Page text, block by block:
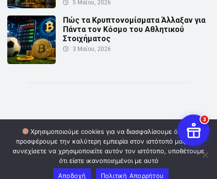
3
5 Μαΐου, 2026
Πώς τα Κρυπτονομίσματα Άλλαξαν για
Πάντα τον Κόσμο του Αθλητικού
Στοιχήματος
3 Μαΐου, 2026
© Copyright 2026 | Powered byDigital Οwners| Επικοινωνία:
info@cryptoinformer.gr
Πολιτική Απορρήτου Όροι και Προϋποθέσεις
Χρησιμοποιούμε cookies για να διασφαλίσουμε ότι σας
προσφέρουμε την καλύτερη εμπειρία στον ιστότοπό μας. Εάν
συνεχίσετε να χρησιμοποιείτε αυτόν τον ιστότοπο, υποθέτουμε
ότι είστε ικανοποιημένοι με αυτό
Αποδοχή
Πολιτική Απορρήτου